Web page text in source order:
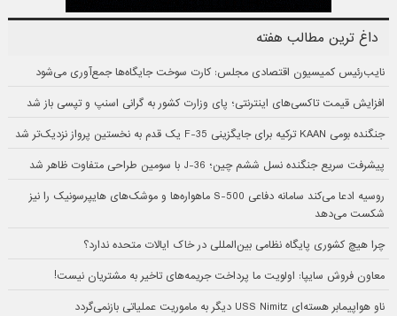
داغ ترین مطالب هفته
نایب‌رئیس کمیسیون اقتصادی مجلس: کارت سوخت جایگاه‌ها جمع‌آوری می‌شود
افزایش قیمت تاکسی‌های اینترنتی؛ پای وزارت کشور به گرانی اسنپ و تپسی باز شد
جنگنده بومی KAAN ترکیه برای جایگزینی F-35 یک قدم به نخستین پرواز نزدیک‌تر شد
پیشرفت سریع جنگنده نسل ششم چین؛ J-36 با سومین طراحی متفاوت ظاهر شد
روسیه ادعا می‌کند سامانه دفاعی S-500 ماهواره‌ها و موشک‌های هایپرسونیک را نیز
شکست می‌دهد
چرا هیچ کشوری پایگاه نظامی بین‌المللی در خاک ایالات متحده ندارد؟
معاون فروش سایپا: اولویت ما پرداخت جریمه‌های تاخیر به مشتریان نیست!
ناو هواپیمابر هسته‌ای USS Nimitz دیگر به ماموریت عملیاتی بازنمی‌گردد